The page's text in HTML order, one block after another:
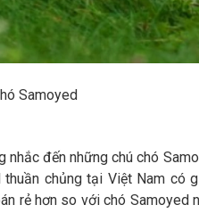
Samoyed
nhắc đến những chú chó
chủng tại Việt Nam có
rẻ hơn so với chó Samoyed